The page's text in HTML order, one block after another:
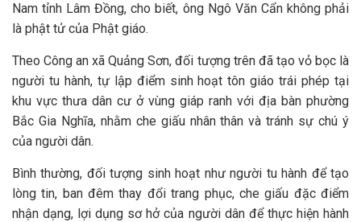
Nam tỉnh Lâm Đồng, cho biết, ông Ngô Văn Cẩn không phải
là phật tử của Phật giáo.
Theo Công an xã Quảng Sơn, đối tượng trên đã tạo vỏ bọc là
người tu hành, tự lập điểm sinh hoạt tôn giáo trái phép tại
khu vực thưa dân cư ở vùng giáp ranh với địa bàn phường
Bắc Gia Nghĩa, nhằm che giấu nhân thân và tránh sự chú ý
của người dân.
Bình thường, đối tượng sinh hoạt như người tu hành để tạo
lòng tin, ban đêm thay đổi trang phục, che giấu đặc điểm
nhận dạng, lợi dụng sơ hở của người dân để thực hiện hành